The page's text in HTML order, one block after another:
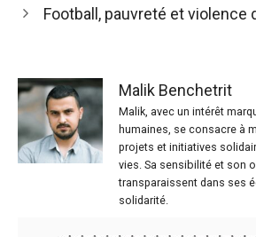
Football, pauvreté et violence
Malik Benchetrit
Malik, avec un intérêt
humaines, se consacre à
projets et initiatives
vies. Sa sensibilité et son
transparaissent dans ses
solidarité.